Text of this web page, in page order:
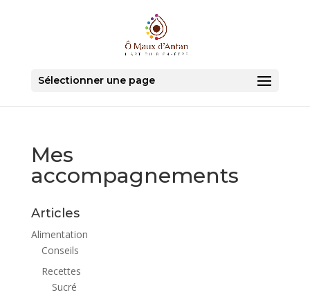
Sélectionner une page
Mes
accompagnements
Articles
Alimentation
Conseils
Recettes
Sucré